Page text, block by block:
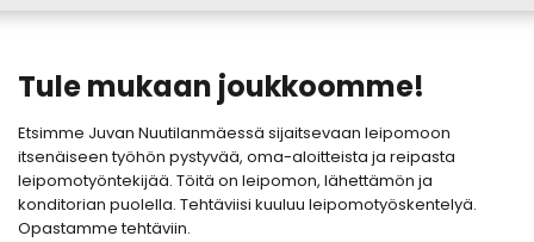
Tule mukaan joukkoomme!
Etsimme Juvan Nuutilanmäessä sijaitsevaan leipomoon
itsenäiseen työhön pystyvää, oma-aloitteista ja reipasta
leipomotyöntekijää. Töitä on leipomon, lähettämön ja
konditorian puolella. Tehtäviisi kuuluu leipomotyöskentelyä.
Opastamme tehtäviin.